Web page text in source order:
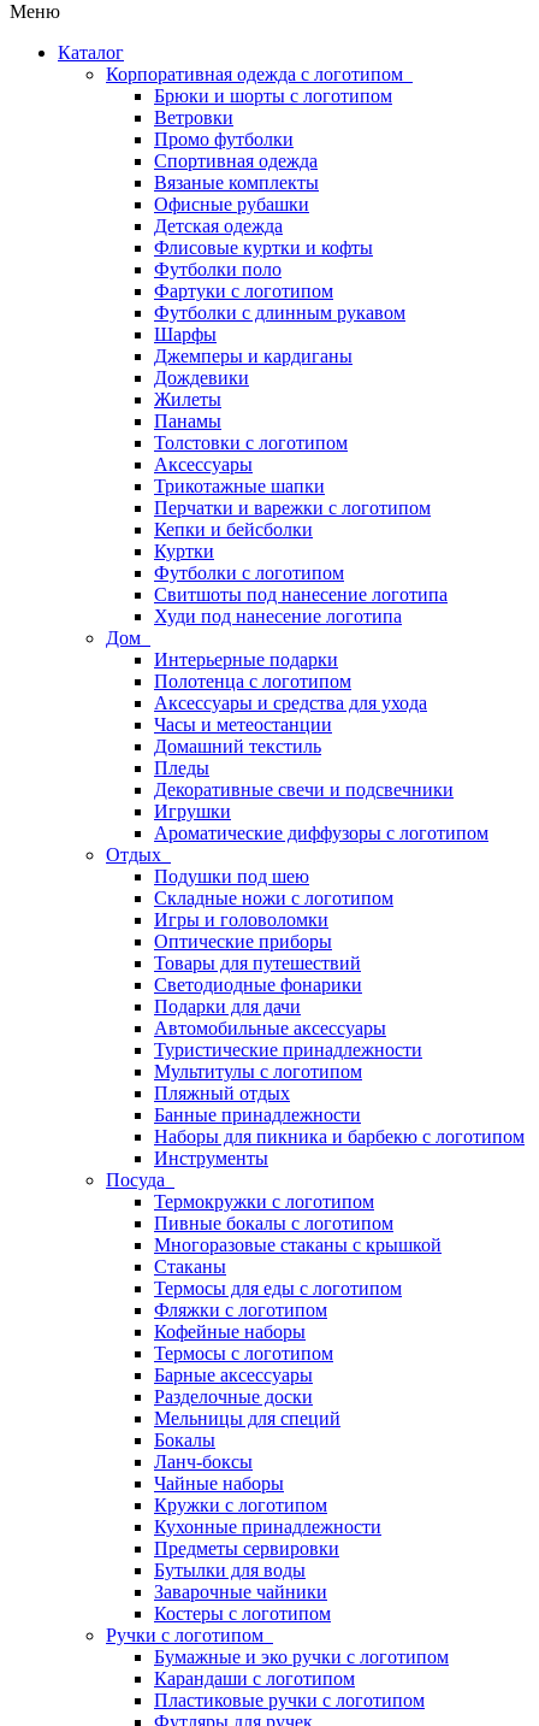
Меню
Каталог
Корпоративная одежда с логотипом
Брюки и шорты с логотипом
Ветровки
Промо футболки
Спортивная одежда
Вязаные комплекты
Офисные рубашки
Детская одежда
Флисовые куртки и кофты
Футболки поло
Фартуки с логотипом
Футболки с длинным рукавом
Шарфы
Джемперы и кардиганы
Дождевики
Жилеты
Панамы
Толстовки с логотипом
Аксессуары
Трикотажные шапки
Перчатки и варежки с логотипом
Кепки и бейсболки
Куртки
Футболки с логотипом
Свитшоты под нанесение логотипа
Худи под нанесение логотипа
Дом
Интерьерные подарки
Полотенца с логотипом
Аксессуары и средства для ухода
Часы и метеостанции
Домашний текстиль
Пледы
Декоративные свечи и подсвечники
Игрушки
Ароматические диффузоры с логотипом
Отдых
Подушки под шею
Складные ножи с логотипом
Игры и головоломки
Оптические приборы
Товары для путешествий
Светодиодные фонарики
Подарки для дачи
Автомобильные аксессуары
Туристические принадлежности
Мультитулы с логотипом
Пляжный отдых
Банные принадлежности
Наборы для пикника и барбекю с логотипом
Инструменты
Посуда
Термокружки с логотипом
Пивные бокалы с логотипом
Многоразовые стаканы с крышкой
Стаканы
Термосы для еды с логотипом
Фляжки с логотипом
Кофейные наборы
Термосы с логотипом
Барные аксессуары
Разделочные доски
Мельницы для специй
Бокалы
Ланч-боксы
Чайные наборы
Кружки с логотипом
Кухонные принадлежности
Предметы сервировки
Бутылки для воды
Заварочные чайники
Костеры с логотипом
Ручки с логотипом
Бумажные и эко ручки с логотипом
Карандаши с логотипом
Пластиковые ручки с логотипом
Футляры для ручек